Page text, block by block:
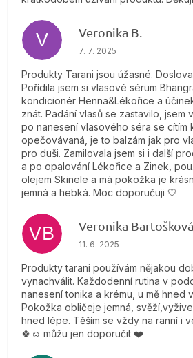
V Veronika B.
Hodnotenie obchodu je
7. 7. 2025
Produkty Tarani jsou úžasné.
Pořídila jsem si vlasové sérum
kondicionér Henna&Lékořice a
znát. Padání vlasů se zastavilo, jsem
po nanesení vlasového séra se cítím
opečovávaná, je to balzám jak pro
pro duši. Zamilovala jsem si i další
a po opalování Lékořice a Zinek,
olejem Skinele a má pokožka je
jemná a hebká. Moc doporučuji 🤍
VB Veronika Bartošková
Hodnotenie obchodu je
11. 6. 2025
Produkty tarani používám nějakou
vynachválit. Každodenní rutina v
nanesení tonika a krému, u mě hned
Pokožka obličeje jemná,
hned lépe. Těším se vždy na ranní i
🍀☺️ můžu jen doporučit ❤️